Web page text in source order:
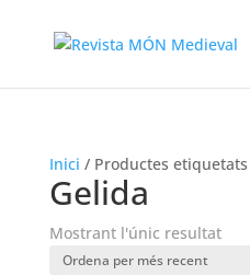
Inici / Productes etiquetats
Gelida
Mostrant l'únic resultat